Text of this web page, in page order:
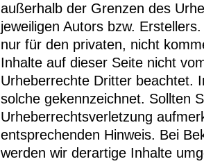
außerhalb der Grenzen des
jeweiligen Autors bzw.
nur für den privaten, nicht
Inhalte auf dieser Seite nicht
Urheberrechte Dritter beachtet.
solche gekennzeichnet. Sollten
Urheberrechtsverletzung
entsprechenden Hinweis. Bei
werden wir derartige Inhalte